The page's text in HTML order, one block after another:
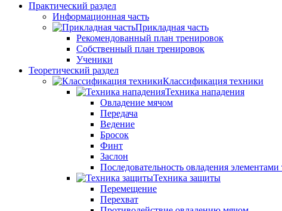
Практический раздел
Информационная часть
Прикладная часть
Рекомендованный план тренировок
Собственный план тренировок
Ученики
Теоретический раздел
Классификация техники
Техника нападения
Овладение мячом
Передача
Ведение
Бросок
Финт
Заслон
Последовательность овладения
Техника защиты
Перемещение
Перехват